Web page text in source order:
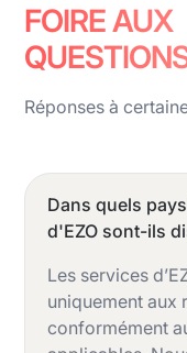
FOIRE AUX
Réponses à
Dans quels
d'EZO sont-ils
Les services
uniquement aux
conformément